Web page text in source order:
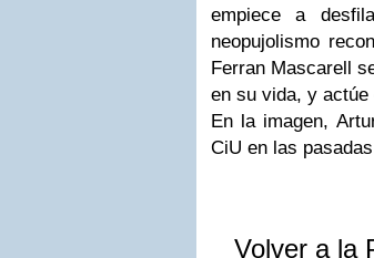
empiece a
neopujolismo
Ferran Mascarell
en su vida, y
En la imagen,
CiU en las
Volver a la